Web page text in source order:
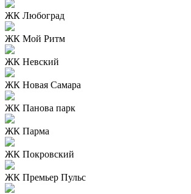
ЖК Любоград
ЖК Мой Ритм
ЖК Невский
ЖК Новая Самара
ЖК Панова парк
ЖК Парма
ЖК Покровский
ЖК Премьер Пульс